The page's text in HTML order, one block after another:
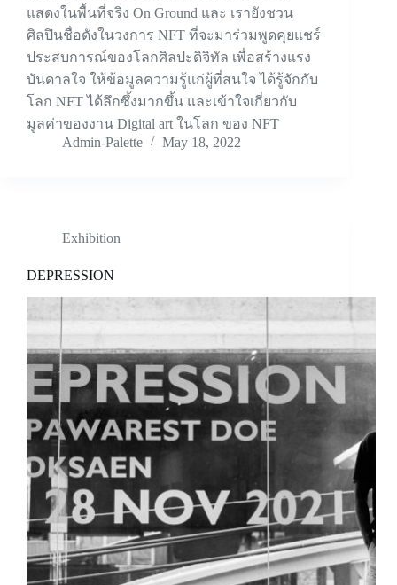
แสดงในพื้นที่จริง On Ground และ เรายังชวน
ศิลปินชื่อดังในวงการ NFT ที่จะมาร่วมพูดคุยแชร์
ประสบการณ์ของโลกศิลปะดิจิทัล เพื่อสร้างแรง
บันดาลใจ ให้ข้อมูลความรู้แก่ผู้ที่สนใจ ได้รู้จักกับ
โลก NFT ได้ลึกซึ้งมากขึ้น และเข้าใจเกี่ยวกับ
มูลค่าของงาน Digital art ในโลก ของ NFT
Admin-Palette
May 18, 2022
Exhibition
DEPRESSION